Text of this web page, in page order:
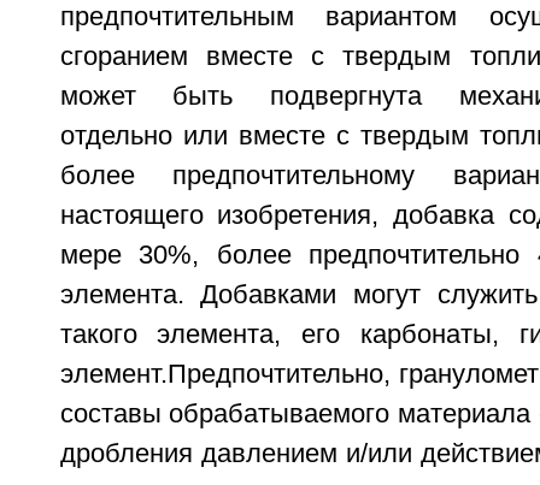
предпочтительным вариантом
сгоранием вместе с твердым
может быть подвергнута
отдельно или вместе с твердым
более предпочтительному
настоящего изобретения, добавка
мере 30%, более предпочтительно
элемента. Добавками могут
такого элемента, его карбонаты,
элемент.Предпочтительно,
составы обрабатываемого
дробления давлением и/или